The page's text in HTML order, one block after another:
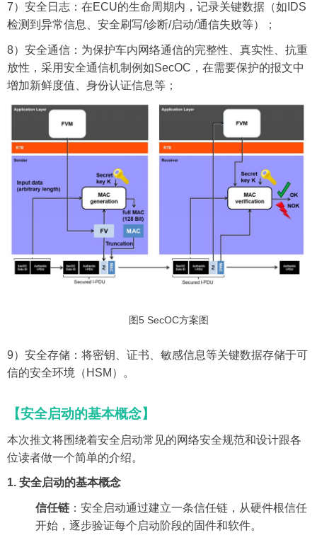
7）安全日志：在ECU的生命周期内，记录关键数据（如 IDS
检测到异常信息、安全刷写/诊断/启动/通信失败等）；
8）安全通信：为保护车内网络通信的完整性、真实性、抗重
放性，采用安全通信机制例如SecOC ，在需要保护的报文中
增加新鲜度值、身份认证信息等；
图5 SecOC方案图
9）安全存储：将密钥、证书、敏感信息等关键数据存储于可
信的安全环境（ HSM ）。
【安全启动的基本概念】
本次推文将围绕着安全启动常见的网络安全规范和设计跟各
位读者做一个简单的介绍。
1. 安全启动的基本概念
信任链 ：安全启动通过建立一条信任链，从硬件根信任
开始，逐步验证每个启动阶段的固件和软件。